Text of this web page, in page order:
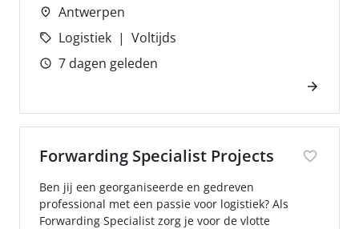
Antwerpen
Logistiek
Voltijds
7 dagen geleden
Forwarding Specialist Projects
Ben jij een georganiseerde en gedreven
professional met een passie voor logistiek? Als
Forwarding Specialist zorg je voor de vlotte